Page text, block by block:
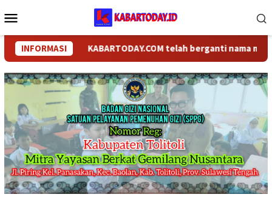
ke
Mobile
INFORMASI KABARTODAY.COM telah berganti nama